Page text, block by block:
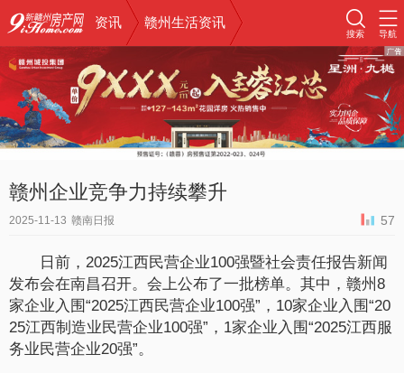
资讯 赣州生活资讯
搜索 导航
赣州企业竞争力持续攀升
2025-11-13 赣南日报 57
日前，2025江西民营企业100强暨社会责任报告新闻
发布会在南昌召开。会上公布了一批榜单。其中，赣州8
家企业入围“2025江西民营企业100强”，10家企业入围“20
25江西制造业民营企业100强”，1家企业入围“2025江西服
务业民营企业20强”。